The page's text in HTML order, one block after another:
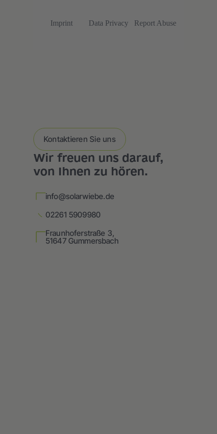
Kontaktieren Sie uns
Wir freuen uns darauf,
von Ihnen zu hören.
info@solarwiebe.de
02261 5909980
Fraunhoferstraße 3,
51647 Gummersbach